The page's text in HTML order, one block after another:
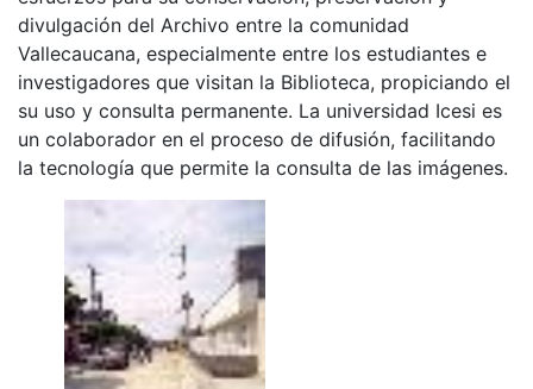
divulgación del Archivo entre la comunidad
Vallecaucana, especialmente entre los estudiantes e
investigadores que visitan la Biblioteca, propiciando el
su uso y consulta permanente. La universidad Icesi es
un colaborador en el proceso de difusión, facilitando
la tecnología que permite la consulta de las imágenes.